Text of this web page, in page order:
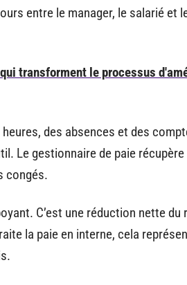
entre le manager, le salarié et
transforment le processus
des absences et des
Le gestionnaire de paie
congés.
C’est une réduction nette du
la paie en interne, cela